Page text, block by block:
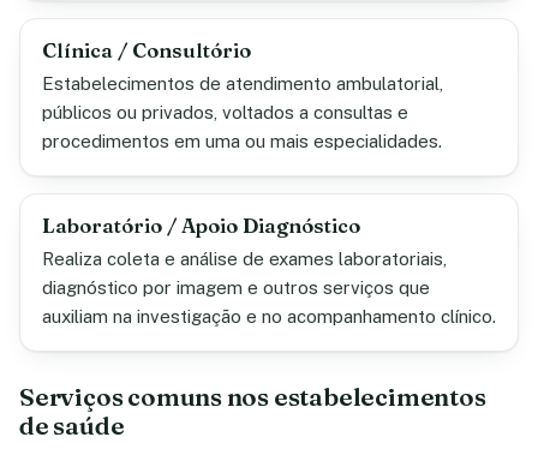
Clínica / Consultório
Estabelecimentos de atendimento ambulatorial,
públicos ou privados, voltados a consultas e
procedimentos em uma ou mais especialidades.
Laboratório / Apoio Diagnóstico
Realiza coleta e análise de exames laboratoriais,
diagnóstico por imagem e outros serviços que
auxiliam na investigação e no acompanhamento clínico.
Serviços comuns nos estabelecimentos
de saúde